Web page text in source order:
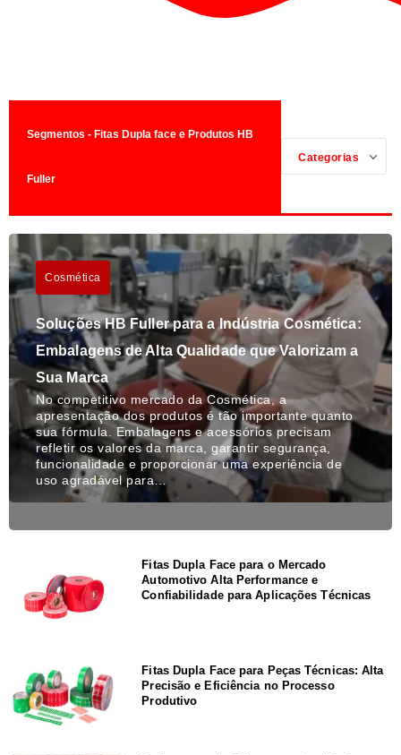
Segmentos - Fitas Dupla face e Produtos HB
Fuller
Categorias
Cosmética
Soluções HB Fuller para a Indústria Cosmética:
Embalagens de Alta Qualidade que Valorizam a
Sua Marca
No competitivo mercado da Cosmética, a
apresentação dos produtos é tão importante quanto
sua fórmula. Embalagens e acessórios precisam
refletir os valores da marca, garantir segurança,
funcionalidade e proporcionar uma experiência de
uso agradável para…
Fitas Dupla Face para o Mercado
Automotivo Alta Performance e
Confiabilidade para Aplicações Técnicas
Fitas Dupla Face para Peças Técnicas: Alta
Precisão e Eficiência no Processo
Produtivo